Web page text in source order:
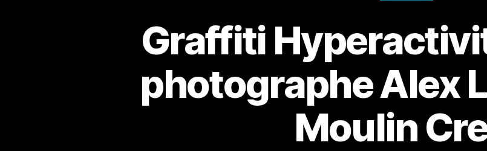
Graffiti
photographe Alex
Moulin